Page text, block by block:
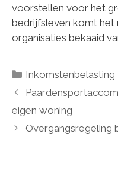
voorstellen voor het
bedrijfsleven komt het
organisaties bekaaid
Categorieën
Inkomstenbelasting
eigen woning
Overgangsregeling